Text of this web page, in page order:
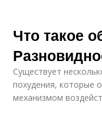
Грязевое
Что такое
Существует
похудения, которые
механизмом